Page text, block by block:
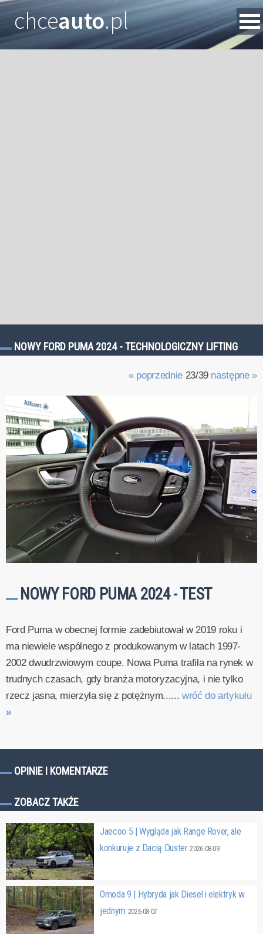
chceauto.pl
NOWY FORD PUMA 2024 - TECHNOLOGICZNY LIFTING
« poprzednie23/39 następne »
NOWY FORD PUMA 2024 - TEST
Ford Puma w obecnej formie zadebiutował w 2019 roku i
ma niewiele wspólnego z produkowanym w latach 1997-
2002 dwudrzwiowym coupe. Nowa Puma trafiła na rynek w
trudnych czasach, gdy branża motoryzacyjna, i nie tylko
rzecz jasna, mierzyła się z potężnym...... wróć do artykułu
»
OPINIE I KOMENTARZE
ZOBACZ TAKŻE
Jaecoo 5 | Wygląda jak Range Rover, ale
konkuruje z Dacią Duster2026-08-09
Omoda 9 | Hybryda jak Diesel i elektryk w
jednym 2026-08-07